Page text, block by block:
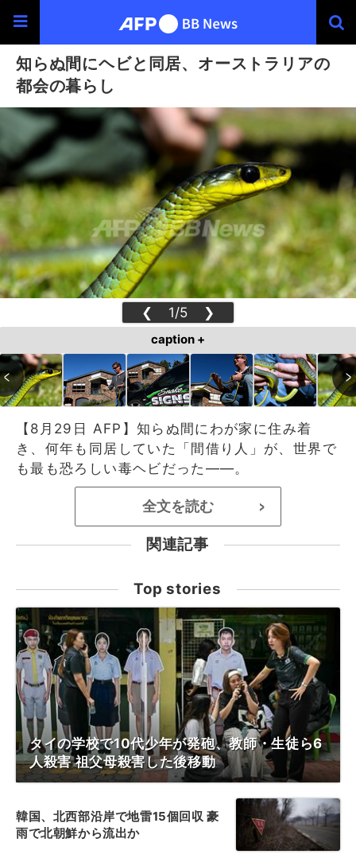
知らぬ間にヘビと同居、オーストラリアの
都会の暮らし
❮ 1/5 ❯
caption +
【8月29日 AFP】知らぬ間にわが家に住み着
き、何年も同居していた「間借り人」が、世界で
も最も恐ろしい毒ヘビだった――。
全文を読む >
関連記事
Top stories
タイの学校で10代少年が発砲、教師・生徒ら6
人殺害 祖父母殺害した後移動
韓国、北西部沿岸で地雷15個回収 豪
雨で北朝鮮から流出か